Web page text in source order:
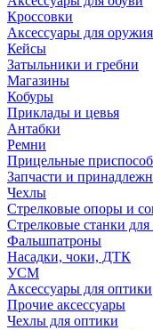
Кроссовки
Аксессуары для оружия
Кейсы
Затыльники и гребни
Магазины
Кобуры
Приклады и цевья
Антабки
Ремни
Прицельные
Запчасти и
Чехлы
Стрелковые опоры и
Стрелковые станки
Фальшпатроны
Насадки, чоки, ДТК
УСМ
Аксессуары для оптики
Прочие аксессуары
Чехлы для оптики